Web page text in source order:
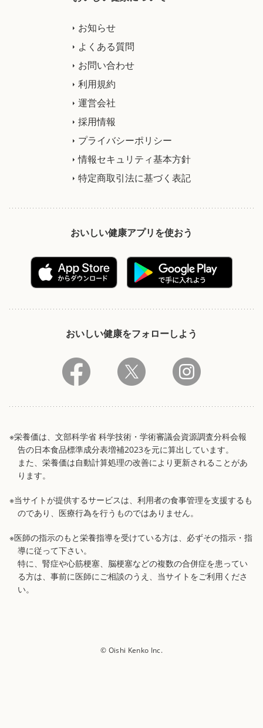
お知らせ
よくある質問
お問い合わせ
利用規約
運営会社
採用情報
プライバシーポリシー
情報セキュリティ基本方針
特定商取引法に基づく表記
おいしい健康アプリを使おう
おいしい健康をフォローしよう
※栄養価は、文部科学省 科学技術・学術審議会資源調査分科会報
告の日本食品標準成分表増補2023を元に算出しています。
また、栄養価は自動計算処理の改善により更新されることがあ
ります。
※当サイトが提供するサービスは、利用者の食事管理を支援するも
のであり、医療行為を行うものではありません。
※医師の指示のもと栄養指導を受けている方は、必ずその指示・指
導に従って下さい。
特に、腎症や心筋梗塞、脳梗塞などの複数の合併症を患ってい
る方は、事前に医師にご相談のうえ、当サイトをご利用くださ
い。
© Oishi Kenko Inc.